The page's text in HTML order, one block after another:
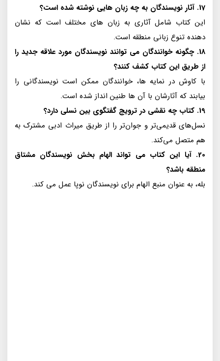
17. آثار نویسندگان به چه زبان هایی نوشته شده است؟
این کتاب شامل آثاری به زبان های مختلف است که نشان
دهنده تنوع زبانی منطقه است.
18. چگونه خوانندگان می توانند نویسندگان مورد علاقه جدید را
از طریق این کتاب کشف کنند؟
با کاوش در نمایه ها، خوانندگان ممکن است نویسندگانی را
بیابند که آثارشان با آن ها طنین انداز شده است.
19. کتاب چه نقشی در ترویج گفتگوی بین نسلی دارد؟
نسل‌های قدیمی‌تر و جوان‌تر را از طریق میراث ادبی مشترک به
هم متصل می‌کند.
20. آیا این کتاب می تواند الهام بخش نویسندگان مشتاق
منطقه باشد؟
بله، به عنوان منبع الهام برای نویسندگان نوپا عمل می کند.